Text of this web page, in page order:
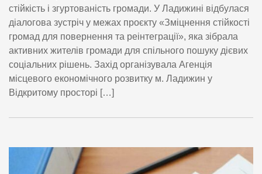
стійкість і згуртованість громади. У Ладижині відбулася
діалогова зустріч у межах проєкту «Зміцнення стійкості
громад для повернення та реінтеграції», яка зібрала
активних жителів громади для спільного пошуку дієвих
соціальних рішень. Захід організувала Агенція
місцевого економічного розвитку м. Ладижин у
Відкритому просторі […]